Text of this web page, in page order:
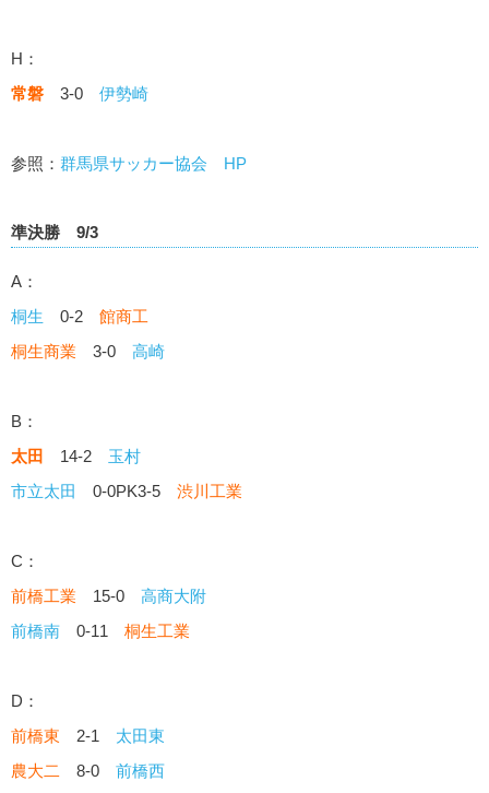
H：
常磐 3-0 伊勢崎
参照： 群馬県サッカー協会 HP
準決勝 9/3
A：
桐生 0-2 館商工
桐生商業 3-0 高崎
B：
太田
14-2 玉村
市立太田
0-0PK3-5 渋川工業
C：
前橋工業
15-0 高商大附
前橋南 0-11 桐生工業
D：
前橋東
2-1 太田東
農大二
8-0 前橋西